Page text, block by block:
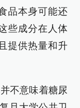
品本身可能还
些成分在人体
提供热量和升
不意味着糖尿